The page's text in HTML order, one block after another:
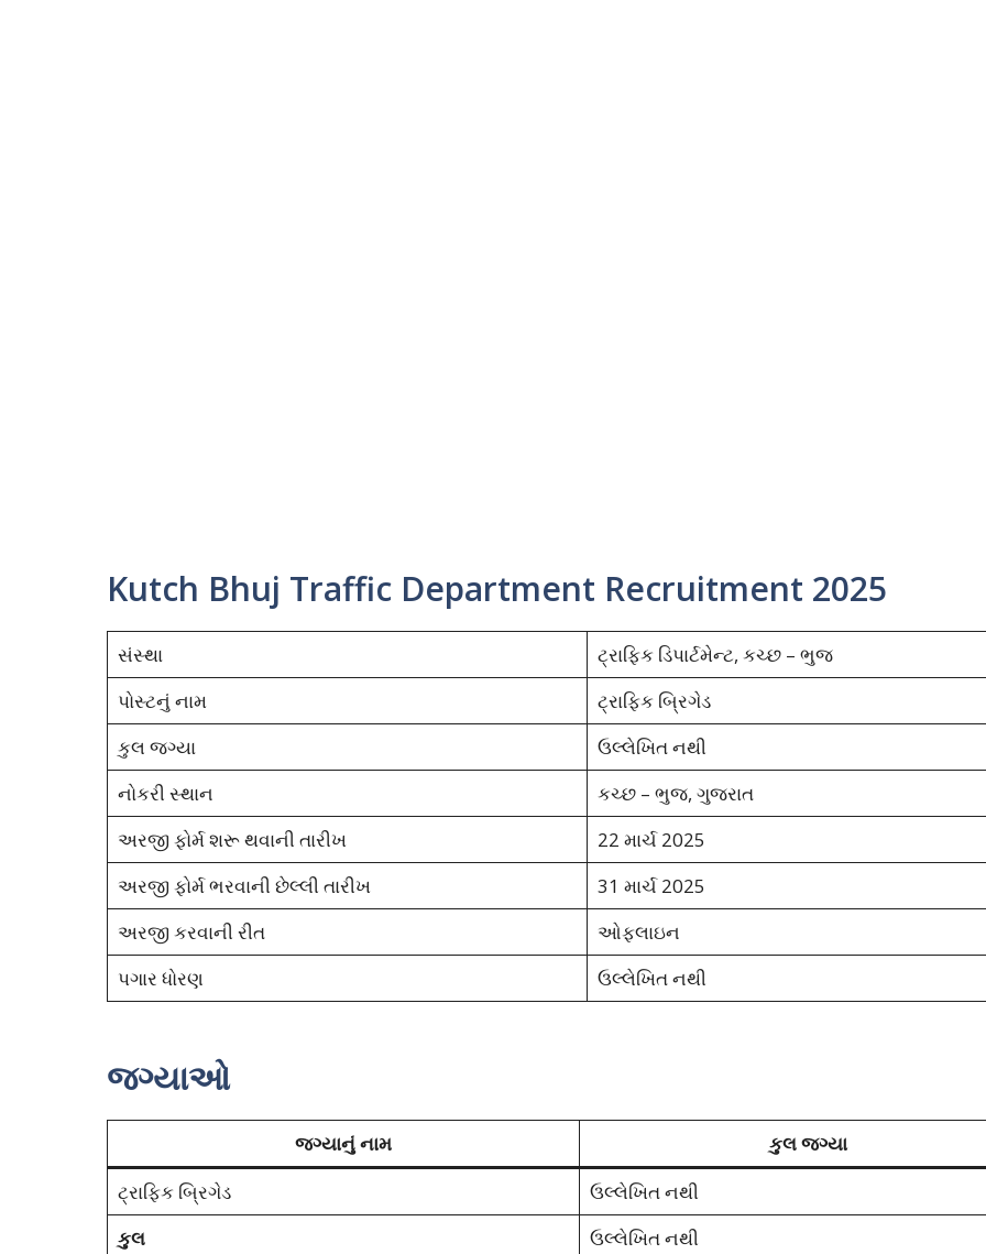
Kutch Bhuj Traffic Department Recruitment 2025
સંસ્થા
ટ્રાફિક ડિપાર્ટમેન્ટ, કચ્છ – ભુજ
પોસ્ટનું નામ
ટ્રાફિક બ્રિગેડ
કુલ જગ્યા
ઉલ્લેખિત નથી
નોકરી સ્થાન
કચ્છ – ભુજ, ગુજરાત
અરજી ફોર્મ શરૂ થવાની તારીખ
22 માર્ચ 2025
અરજી ફોર્મ ભરવાની છેલ્લી તારીખ
31 માર્ચ 2025
અરજી કરવાની રીત
ઓફલાઇન
પગાર ધોરણ
ઉલ્લેખિત નથી
જગ્યાઓ
જગ્યાનું નામ
કુલ જગ્યા
ટ્રાફિક બ્રિગેડ
ઉલ્લેખિત નથી
કુલ
ઉલ્લેખિત નથી